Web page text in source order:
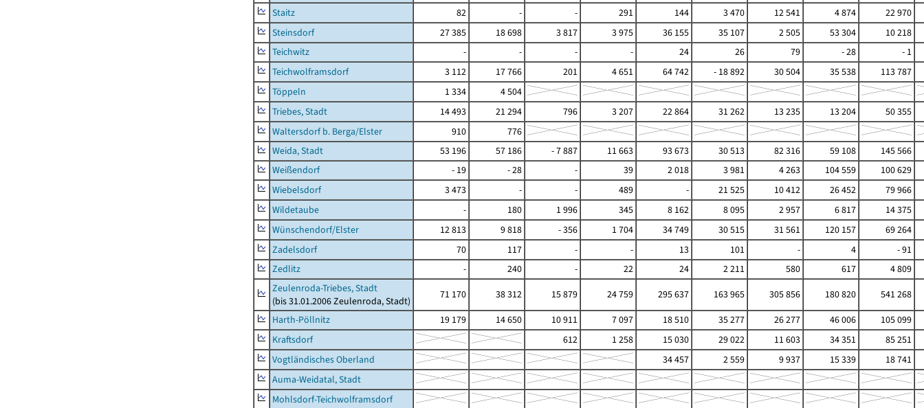
Staitz
82 - - 291 144 3 470 12 541 4 874
22 970
Steinsdorf
27 385 18 698 3 817 3 975 36 155 35 107 2 505 53 304
10 218
Teichwitz
- - - - 24 26 79 - 28
- 1
Teichwolframsdorf
3 112 17 766 201 4 651 64 742 - 18 892 30 504 35 538
113 787
Töppeln
1 334
4 504
Triebes, Stadt
14 493 21 294 796 3 207 22 864 31 262 13 235 13 204
50 355
Waltersdorf b. Berga/Elster
910
776
Weida, Stadt
53 196 57 186 - 7 887 11 663 93 673 30 513 82 316 59 108
145 566
Weißendorf
- 19 - 28 - 39 2 018 3 981 4 263 104 559
100 629
Wiebelsdorf
3 473 - - 489 - 21 525 10 412 26 452
79 966
Wildetaube
- 180 1 996 345 8 162 8 095 2 957 6 817
14 375
Wünschendorf/Elster
12 813 9 818 - 356 1 704 34 749 30 515 31 561 120 157
69 264
Zadelsdorf
70 117 - - 13 101 - 4
- 91
Zedlitz
- 240 - 22 24 2 211 580 617
4 809
Zeulenroda-Triebes, Stadt
(bis 31.01.2006 Zeulenroda, Stadt)
71 170 38 312 15 879 24 759 295 637 163 965 305 856 180 820
541 268
Harth-Pöllnitz
19 179 14 650 10 911 7 097 18 510 35 277 26 277 46 006
105 099
Kraftsdorf
612 1 258 15 030 29 022 11 603 34 351
85 251
Vogtländisches Oberland
34 457 2 559 9 937 15 339
18 741
Auma-Weidatal, Stadt
Mohlsdorf-Teichwolframsdorf